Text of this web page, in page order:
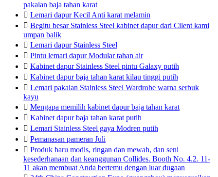
pakaian baja tahan karat
 Lemari dapur Kecil Anti karat melamin
 Begitu besar Stainless Steel kabinet dapur dari Cilent kami
umpan balik
 Lemari dapur Stainless Steel
 Pintu lemari dapur Modular tahan air
 Kabinet dapur Stainless Steel pintu Galaxy putih
 Kabinet dapur baja tahan karat kilau tinggi putih
 Lemari pakaian Stainless Steel Wardrobe warna serbuk
kayu
 Mengapa memilih kabinet dapur baja tahan karat
 Kabinet dapur baja tahan karat putih
 Lemari Stainless Steel gaya Modren putih
 Pemanasan pameran Juli
 Produk baru modis, ringan dan mewah, dan seni
kesederhanaan dan keanggunan Collides. Booth No. 4.2. 11-
11 akan membuat Anda bertemu dengan luar dugaan